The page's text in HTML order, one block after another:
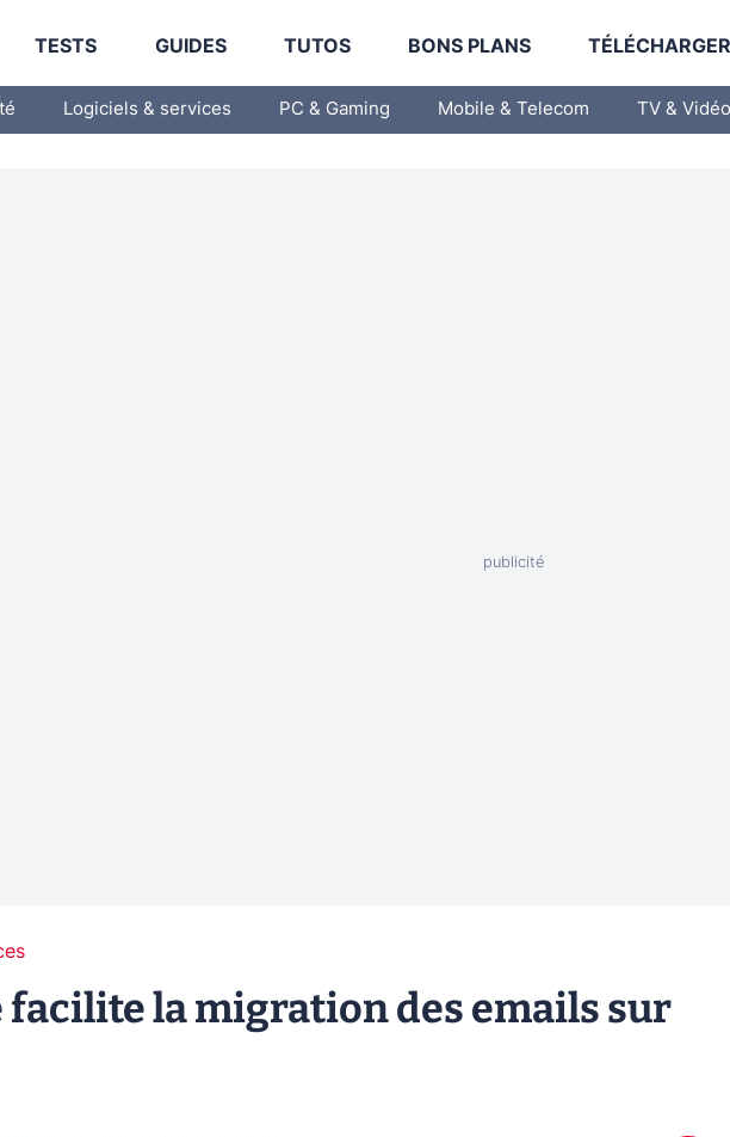
TESTS GUIDES TUTOS BONS PLANS
Logiciels & services PC & Gaming Mobile & Telecom TV & Vidéo
facilite la migration des emails sur